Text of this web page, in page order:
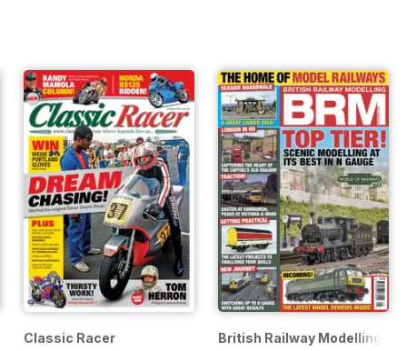
Classic Racer British Railway Modelling